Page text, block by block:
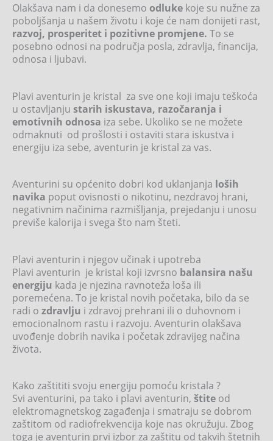
Olakšava nam i da donesemo odluke koje su nužne za
poboljšanja u našem životu i koje će nam donijeti rast,
razvoj, prosperitet i pozitivne promjene. To se
posebno odnosi na područja posla, zdravlja, financija,
odnosa i ljubavi.
Plavi aventurin je kristal za sve one koji imaju teškoća
u ostavljanju starih iskustava, razočaranja i
emotivnih odnosa iza sebe. Ukoliko se ne možete
odmaknuti od prošlosti i ostaviti stara iskustva i
energiju iza sebe, aventurin je kristal za vas.
Aventurini su općenito dobri kod uklanjanja loših
navika poput ovisnosti o nikotinu, nezdravoj hrani,
negativnim načinima razmišljanja, prejedanju i unosu
previše kalorija i svega što nam šteti.
Plavi aventurin i njegov učinak i upotreba
Plavi aventurin je kristal koji izvrsno balansira našu
energiju kada je njezina ravnoteža loša ili
poremećena. To je kristal novih početaka, bilo da se
radi o zdravlju i zdravoj prehrani ili o duhovnom i
emocionalnom rastu i razvoju. Aventurin olakšava
uvođenje dobrih navika i početak zdravijeg načina
života.
Kako zaštititi svoju energiju pomoću kristala ?
Svi aventurini, pa tako i plavi aventurin, štite od
elektromagnetskog zagađenja i smatraju se dobrom
zaštitom od radiofrekvencija koje nas okružuju. Zbog
toga je aventurin prvi izbor za zaštitu od takvih štetnih